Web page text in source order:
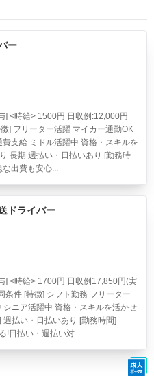
ー
] <時給> 1500円 日収例:12,000円
] フリーター活躍 マイカー通勤OK
支給 ミドル活躍中 資格・スキルを
長期 週払い・日払いあり [勤務時
出費も安心...
ドライバー
] <時給> 1700円 日収例17,850円(実
件 [特徴] シフト勤務 フリーター
ニア活躍中 資格・スキルを活かせ
払い・日払いあり [勤務時間]
!日払い・週払い対...